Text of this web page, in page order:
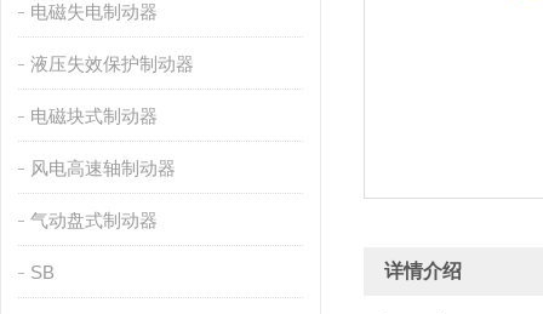
电磁失电制动器
液压失效保护制动器
电磁块式制动器
风电高速轴制动器
气动盘式制动器
SB 详情介绍